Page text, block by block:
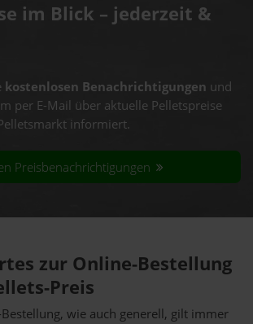
im Blick – jederzeit &
kostenlosen Benachrichtigungen und
per E-Mail über aktuelle Pelletspreise
informiert.
Preisbenachrichtigungen
zur Online-Bestellung
Preis
wie auch generell, gilt immer